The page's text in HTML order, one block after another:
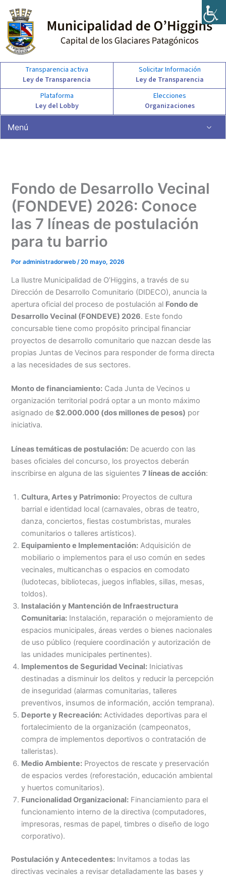
contenido
Transparencia activa
Ley de Transparencia
Solicitar Información
Ley de Transparencia
Plataforma
Ley del Lobby
Elecciones
Organizaciones
Menú
Fondo de Desarrollo Vecinal
(FONDEVE) 2026: Conoce
las 7 líneas de postulación
para tu barrio
Poradministradorweb/20 mayo, 2026
La Ilustre Municipalidad de O’Higgins, a través de su
Dirección de Desarrollo Comunitario (DIDECO), anuncia la
apertura oficial del proceso de postulación al Fondo de
Desarrollo Vecinal (FONDEVE) 2026. Este fondo
concursable tiene como propósito principal financiar
proyectos de desarrollo comunitario que nazcan desde las
propias Juntas de Vecinos para responder de forma directa
a las necesidades de sus sectores.
Monto de financiamiento: Cada Junta de Vecinos u
organización territorial podrá optar a un monto máximo
asignado de$2.000.000 (dos millones de pesos) por
iniciativa.
Líneas temáticas de postulación: De acuerdo con las
bases oficiales del concurso, los proyectos deberán
inscribirse en alguna de las siguientes7 líneas de acción:
Cultura, Artes y Patrimonio: Proyectos de cultura
barrial e identidad local (carnavales, obras de teatro,
danza, conciertos, fiestas costumbristas, murales
comunitarios o talleres artísticos).
Equipamiento e Implementación: Adquisición de
mobiliario o implementos para el uso común en sedes
vecinales, multicanchas o espacios en comodato
(ludotecas, bibliotecas, juegos inflables, sillas, mesas,
toldos).
Instalación y Mantención de Infraestructura
Comunitaria: Instalación, reparación o mejoramiento de
espacios municipales, áreas verdes o bienes nacionales
de uso público (requiere coordinación y autorización de
las unidades municipales pertinentes).
Implementos de Seguridad Vecinal: Iniciativas
destinadas a disminuir los delitos y reducir la percepción
de inseguridad (alarmas comunitarias, talleres
preventivos, insumos de información, acción temprana).
Deporte y Recreación: Actividades deportivas para el
fortalecimiento de la organización (campeonatos,
compra de implementos deportivos o contratación de
talleristas).
Medio Ambiente: Proyectos de rescate y preservación
de espacios verdes (reforestación, educación ambiental
y huertos comunitarios).
Funcionalidad Organizacional: Financiamiento para el
funcionamiento interno de la directiva (computadores,
impresoras, resmas de papel, timbres o diseño de logo
corporativo).
Postulación y Antecedentes: Invitamos a todas las
directivas vecinales a revisar detalladamente las bases y